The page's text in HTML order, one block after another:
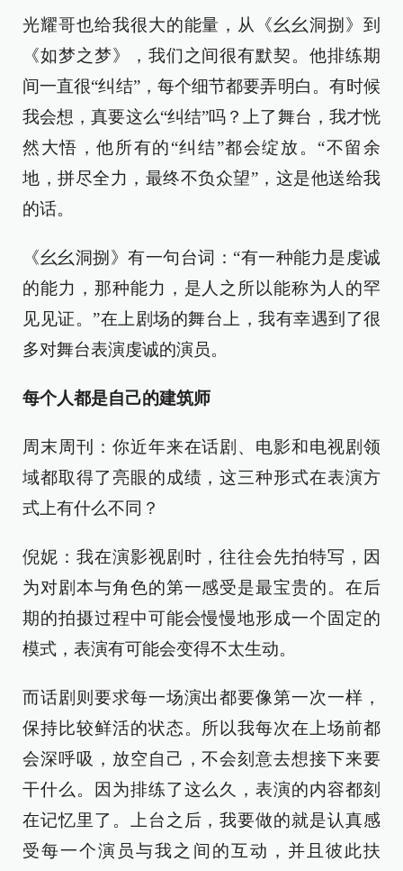
光耀哥也给我很大的能量，从《幺幺洞捌》到
《如梦之梦》，我们之间很有默契。他排练期
间一直很“纠结”，每个细节都要弄明白。有时候
我会想，真要这么“纠结”吗？上了舞台，我才恍
然大悟，他所有的“纠结”都会绽放。“不留余
地，拼尽全力，最终不负众望”，这是他送给我
的话。
《幺幺洞捌》有一句台词：“有一种能力是虔诚
的能力，那种能力，是人之所以能称为人的罕
见见证。”在上剧场的舞台上，我有幸遇到了很
多对舞台表演虔诚的演员。
每个人都是自己的建筑师
周末周刊：你近年来在话剧、电影和电视剧领
域都取得了亮眼的成绩，这三种形式在表演方
式上有什么不同？
倪妮：我在演影视剧时，往往会先拍特写，因
为对剧本与角色的第一感受是最宝贵的。在后
期的拍摄过程中可能会慢慢地形成一个固定的
模式，表演有可能会变得不太生动。
而话剧则要求每一场演出都要像第一次一样，
保持比较鲜活的状态。所以我每次在上场前都
会深呼吸，放空自己，不会刻意去想接下来要
干什么。因为排练了这么久，表演的内容都刻
在记忆里了。上台之后，我要做的就是认真感
受每一个演员与我之间的互动，并且彼此扶